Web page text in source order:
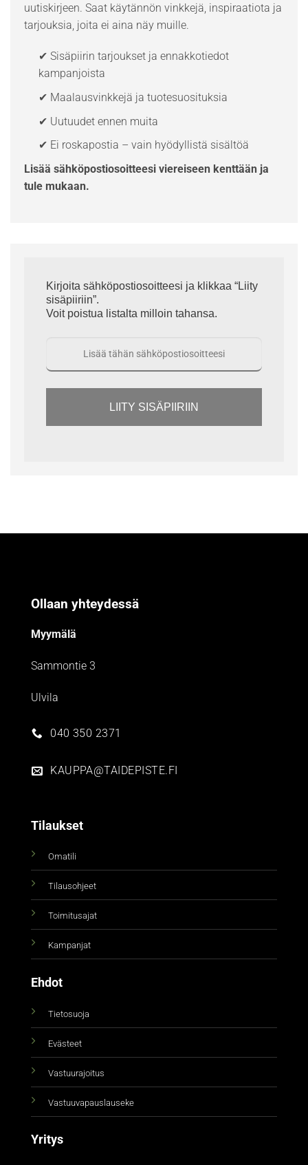
uutiskirjeen. Saat käytännön vinkkejä, inspiraatiota ja
tarjouksia, joita ei aina näy muille.
✔ Sisäpiirin tarjoukset ja ennakkotiedot
kampanjoista
✔ Maalausvinkkejä ja tuotesuosituksia
✔ Uutuudet ennen muita
✔ Ei roskapostia – vain hyödyllistä sisältöä
Lisää sähköpostiosoitteesi viereiseen kenttään ja
tule mukaan.
Kirjoita sähköpostiosoitteesi ja klikkaa “Liity
sisäpiiriin”.
Voit poistua listalta milloin tahansa.
LIITY SISÄPIIRIIN
Ollaan yhteydessä
Myymälä
Sammontie 3
Ulvila
040 350 2371
KAUPPA@TAIDEPISTE.FI
Tilaukset
Omatili
Tilausohjeet
Toimitusajat
Kampanjat
Ehdot
Tietosuoja
Evästeet
Vastuurajoitus
Vastuuvapauslauseke
Yritys